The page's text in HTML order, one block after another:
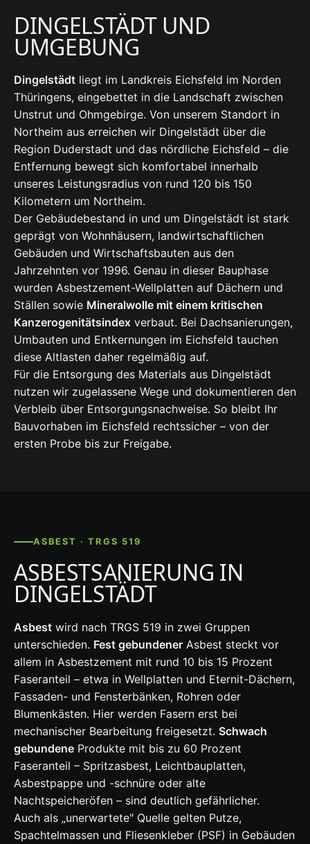
DINGELSTÄDT UND
UMGEBUNG
Dingelstädt liegt im Landkreis Eichsfeld im Norden
Thüringens, eingebettet in die Landschaft zwischen
Unstrut und Ohmgebirge. Von unserem Standort in
Northeim aus erreichen wir Dingelstädt über die
Region Duderstadt und das nördliche Eichsfeld – die
Entfernung bewegt sich komfortabel innerhalb
unseres Leistungsradius von rund 120 bis 150
Kilometern um Northeim.
Der Gebäudebestand in und um Dingelstädt ist stark
geprägt von Wohnhäusern, landwirtschaftlichen
Gebäuden und Wirtschaftsbauten aus den
Jahrzehnten vor 1996. Genau in dieser Bauphase
wurden Asbestzement-Wellplatten auf Dächern und
Ställen sowie Mineralwolle mit einem kritischen
Kanzerogenitätsindex verbaut. Bei Dachsanierungen,
Umbauten und Entkernungen im Eichsfeld tauchen
diese Altlasten daher regelmäßig auf.
Für die Entsorgung des Materials aus Dingelstädt
nutzen wir zugelassene Wege und dokumentieren den
Verbleib über Entsorgungsnachweise. So bleibt Ihr
Bauvorhaben im Eichsfeld rechtssicher – von der
ersten Probe bis zur Freigabe.
ASBEST · TRGS 519
ASBESTSANIERUNG IN
DINGELSTÄDT
Asbest wird nach TRGS 519 in zwei Gruppen
unterschieden. Fest gebundener Asbest steckt vor
allem in Asbestzement mit rund 10 bis 15 Prozent
Faseranteil – etwa in Wellplatten und Eternit-Dächern,
Fassaden- und Fensterbänken, Rohren oder
Blumenkästen. Hier werden Fasern erst bei
mechanischer Bearbeitung freigesetzt. Schwach
gebundene Produkte mit bis zu 60 Prozent
Faseranteil – Spritzasbest, Leichtbauplatten,
Asbestpappe und -schnüre oder alte
Nachtspeicheröfen – sind deutlich gefährlicher.
Auch als „unerwartete" Quelle gelten Putze,
Spachtelmassen und Fliesenkleber (PSF) in Gebäuden